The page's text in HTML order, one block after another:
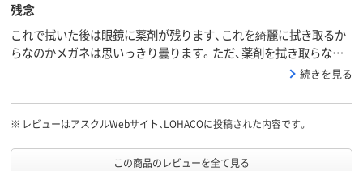
残念
これで拭いた後は眼鏡に薬剤が残ります、これを綺麗に拭き取るか
らなのかメガネは思いっきり曇ります。ただ、薬剤を拭き取らない
と、前が見にくいくて仕方ありません。メガネには使えないので、携
続きを見る
※ レビューはアスクルWebサイト、LOHACOに投稿された内容です。
この商品のレビューを全て見る